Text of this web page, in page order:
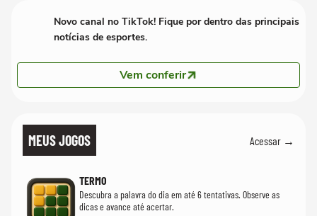
Novo canal no TikTok! Fique por dentro das principais
notícias de esportes.
Vem conferir
MEUS JOGOS Acessar →
TERMO
Descubra a palavra do dia em até 6 tentativas. Observe as
dicas e avance até acertar.